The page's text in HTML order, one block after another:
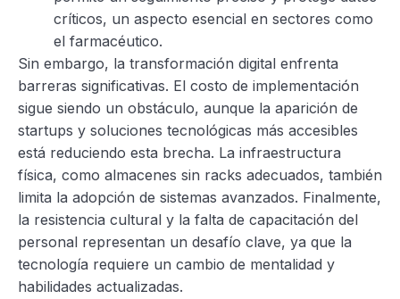
críticos, un aspecto esencial en sectores como
el farmacéutico.
Sin embargo, la transformación digital enfrenta
barreras significativas. El costo de implementación
sigue siendo un obstáculo, aunque la aparición de
startups y soluciones tecnológicas más accesibles
está reduciendo esta brecha. La infraestructura
física, como almacenes sin racks adecuados, también
limita la adopción de sistemas avanzados. Finalmente,
la resistencia cultural y la falta de capacitación del
personal representan un desafío clave, ya que la
tecnología requiere un cambio de mentalidad y
habilidades actualizadas.